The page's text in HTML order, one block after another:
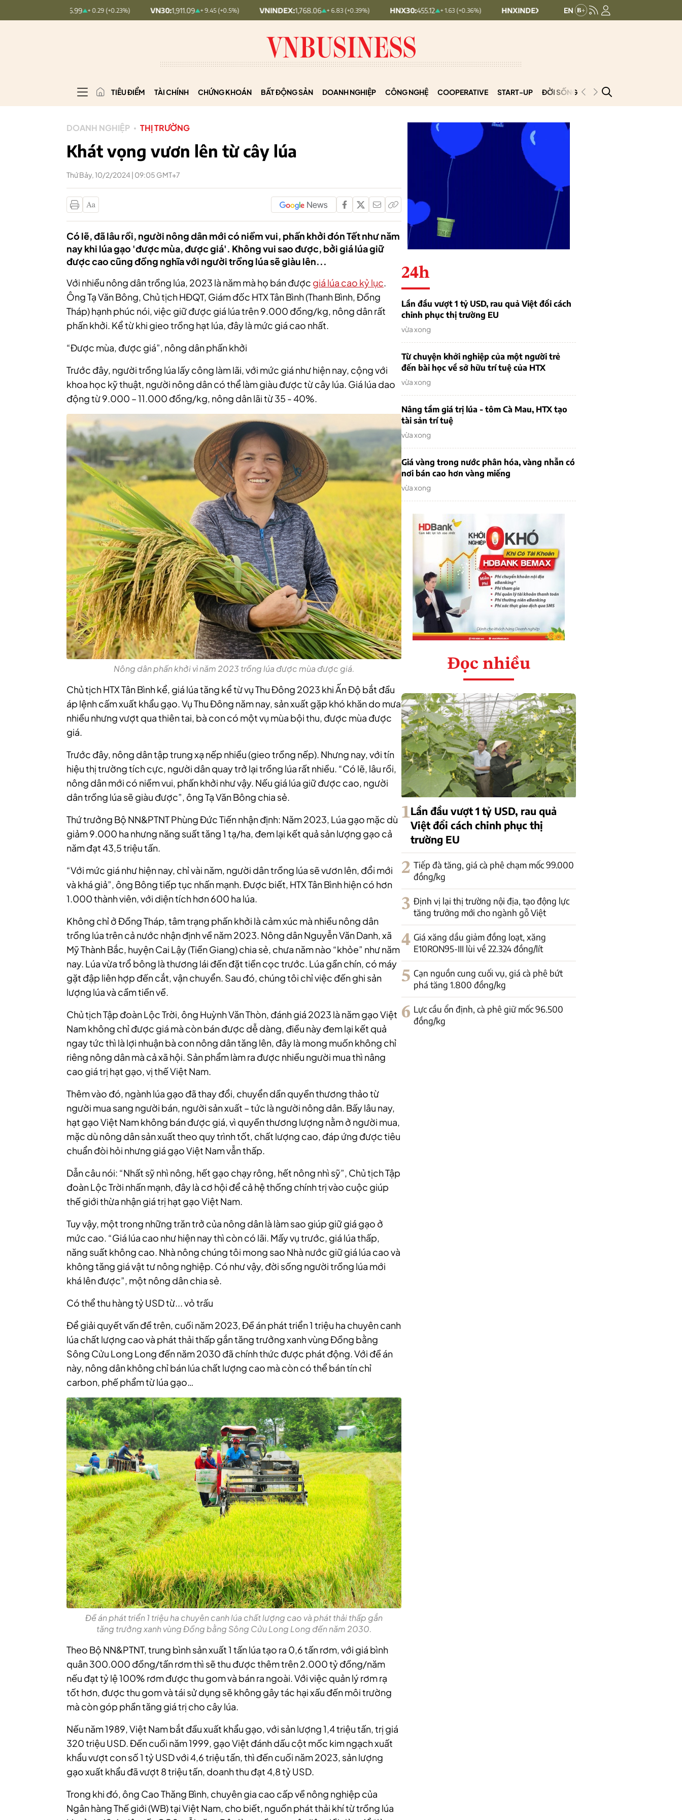
+ 0.29 (+0.23%) VN30: 1,911.09 + 9.45 (+0.5%) VNINDEX: 1,768.06 + 6.83 (+0.39%) HNX30: 455.12 + 1.63 (+0.36%) HNXINDEX: 293.44 + 0.25 (+0.09%) UPCOMINDEX:
TIÊU ĐIỂM TÀI CHÍNH CHỨNG KHOÁN BẤT ĐỘNG SẢN DOANH NGHIỆP CÔNG NGHỆ COOPERATIVE START-UP ĐỜI SỐNG PODCAST
DOANH NGHIỆP THỊ TRƯỜNG
Khát vọng vươn lên từ cây lúa
Thứ Bảy, 10/2/2024 | 09:05 GMT+7
Có lẽ, đã lâu rồi, người nông dân mới có niềm vui, phấn khởi đón Tết như năm
nay khi lúa gạo 'được mùa, được giá'. Không vui sao được, bởi giá lúa giữ
được cao cũng đồng nghĩa với người trồng lúa sẽ giàu lên...
Với nhiều nông dân trồng lúa, 2023 là năm mà họ bán được giá lúa cao kỷ lục.
Ông Tạ Văn Bông, Chủ tịch HĐQT, Giám đốc HTX Tân Bình (Thanh Bình, Đồng
Tháp) hạnh phúc nói, việc giữ được giá lúa trên 9.000 đồng/kg, nông dân rất
phấn khởi. Kể từ khi gieo trồng hạt lúa, đây là mức giá cao nhất.
“Được mùa, được giá”, nông dân phấn khởi
Trước đây, người trồng lúa lấy công làm lãi, với mức giá như hiện nay, cộng với
khoa học kỹ thuật, người nông dân có thể làm giàu được từ cây lúa. Giá lúa dao
động từ 9.000 – 11.000 đồng/kg, nông dân lãi từ 35 - 40%.
Nông dân phấn khởi vì năm 2023 trồng lúa được mùa được giá.
Chủ tịch HTX Tân Bình kể, giá lúa tăng kể từ vụ Thu Đông 2023 khi Ấn Độ bắt đầu
áp lệnh cấm xuất khẩu gạo. Vụ Thu Đông năm nay, sản xuất gặp khó khăn do mưa
nhiều nhưng vượt qua thiên tai, bà con có một vụ mùa bội thu, được mùa được
giá.
Trước đây, nông dân tập trung xạ nếp nhiều (gieo trồng nếp). Nhưng nay, với tín
hiệu thị trường tích cực, người dân quay trở lại trồng lúa rất nhiều. “Có lẽ, lâu rồi,
nông dân mới có niềm vui, phấn khởi như vậy. Nếu giá lúa giữ được cao, người
dân trồng lúa sẽ giàu được”, ông Tạ Văn Bông chia sẻ.
Thứ trưởng Bộ NN&PTNT Phùng Đức Tiến nhận định: Năm 2023, Lúa gạo mặc dù
giảm 9.000 ha nhưng năng suất tăng 1 tạ/ha, đem lại kết quả sản lượng gạo cả
năm đạt 43,5 triệu tấn.
“Với mức giá như hiện nay, chỉ vài năm, người dân trồng lúa sẽ vươn lên, đổi mới
và khá giả”, ông Bông tiếp tục nhấn mạnh. Được biết, HTX Tân Bình hiện có hơn
1.000 thành viên, với diện tích hơn 600 ha lúa.
Không chỉ ở Đồng Tháp, tâm trạng phấn khởi là cảm xúc mà nhiều nông dân
trồng lúa trên cả nước nhận định về năm 2023. Nông dân Nguyễn Văn Danh, xã
Mỹ Thành Bắc, huyện Cai Lậy (Tiền Giang) chia sẻ, chưa năm nào “khỏe” như năm
nay. Lúa vừa trổ bông là thương lái đến đặt tiền cọc trước. Lúa gần chín, có máy
gặt đập liên hợp đến cắt, vận chuyển. Sau đó, chúng tôi chỉ việc đến ghi sản
lượng lúa và cầm tiền về.
Chủ tịch Tập đoàn Lộc Trời, ông Huỳnh Văn Thòn, đánh giá 2023 là năm gạo Việt
Nam không chỉ được giá mà còn bán được dễ dàng, điều này đem lại kết quả
ngay tức thì là lợi nhuận bà con nông dân tăng lên, đây là mong muốn không chỉ
riêng nông dân mà cả xã hội. Sản phẩm làm ra được nhiều người mua thì nâng
cao giá trị hạt gạo, vị thế Việt Nam.
Thêm vào đó, ngành lúa gạo đã thay đổi, chuyển dần quyền thương thảo từ
người mua sang người bán, người sản xuất – tức là người nông dân. Bấy lâu nay,
hạt gạo Việt Nam không bán được giá, vì quyền thương lượng nằm ở người mua,
mặc dù nông dân sản xuất theo quy trình tốt, chất lượng cao, đáp ứng được tiêu
chuẩn đòi hỏi nhưng giá gạo Việt Nam vẫn thấp.
Dẫn câu nói: “Nhất sỹ nhì nông, hết gạo chạy rông, hết nông nhì sỹ”, Chủ tịch Tập
đoàn Lộc Trời nhấn mạnh, đây là cơ hội để cả hệ thống chính trị vào cuộc giúp
thế giới thừa nhận giá trị hạt gạo Việt Nam.
Tuy vậy, một trong những trăn trở của nông dân là làm sao giúp giữ giá gạo ở
mức cao. “Giá lúa cao như hiện nay thì còn có lãi. Mấy vụ trước, giá lúa thấp,
năng suất không cao. Nhà nông chúng tôi mong sao Nhà nước giữ giá lúa cao và
không tăng giá vật tư nông nghiệp. Có như vậy, đời sống người trồng lúa mới
khá lên được”, một nông dân chia sẻ.
Có thể thu hàng tỷ USD từ... vỏ trấu
Để giải quyết vấn đề trên, cuối năm 2023, Đề án phát triển 1 triệu ha chuyên canh
lúa chất lượng cao và phát thải thấp gắn tăng trưởng xanh vùng Đồng bằng
Sông Cửu Long Long đến năm 2030 đã chính thức được phát động. Với đề án
này, nông dân không chỉ bán lúa chất lượng cao mà còn có thể bán tín chỉ
carbon, phế phẩm từ lúa gạo…
Đề án phát triển 1 triệu ha chuyên canh lúa chất lượng cao và phát thải thấp gắn
tăng trưởng xanh vùng Đồng bằng Sông Cửu Long Long đến năm 2030.
Theo Bộ NN&PTNT, trung bình sản xuất 1 tấn lúa tạo ra 0,6 tấn rơm, với giá bình
quân 300.000 đồng/tấn rơm thì sẽ thu được thêm trên 2.000 tỷ đồng/năm
nếu đạt tỷ lệ 100% rơm được thu gom và bán ra ngoài. Với việc quản lý rơm rạ
tốt hơn, được thu gom và tái sử dụng sẽ không gây tác hại xấu đến môi trường
mà còn góp phần tăng giá trị cho cây lúa.
Nếu năm 1989, Việt Nam bắt đầu xuất khẩu gạo, với sản lượng 1,4 triệu tấn, trị giá
320 triệu USD. Đến cuối năm 1999, gạo Việt đánh dấu cột mốc kim ngạch xuất
khẩu vượt con số 1 tỷ USD với 4,6 triệu tấn, thì đến cuối năm 2023, sản lượng
gạo xuất khẩu đã vượt 8 triệu tấn, doanh thu đạt 4,8 tỷ USD.
Trong khi đó, ông Cao Thăng Bình, chuyên gia cao cấp về nông nghiệp của
Ngân hàng Thế giới (WB) tại Việt Nam, cho biết, nguồn phát thải khí từ trồng lúa
24h
Lần đầu vượt 1 tỷ USD, rau quả Việt đổi cách
chinh phục thị trường EU
vừa xong
Từ chuyện khởi nghiệp của một người trẻ
đến bài học về sở hữu trí tuệ của HTX
vừa xong
Nâng tầm giá trị lúa - tôm Cà Mau, HTX tạo
tài sản trí tuệ
vừa xong
Giá vàng trong nước phân hóa, vàng nhẫn có
nơi bán cao hơn vàng miếng
vừa xong
Đọc nhiều
1Lần đầu vượt 1 tỷ USD, rau quả
Việt đổi cách chinh phục thị
trường EU
2 Tiếp đà tăng, giá cà phê chạm mốc 99.000
đồng/kg
3 Định vị lại thị trường nội địa, tạo động lực
tăng trưởng mới cho ngành gỗ Việt
4 Giá xăng dầu giảm đồng loạt, xăng
E10RON95-III lùi về 22.324 đồng/lít
5 Cạn nguồn cung cuối vụ, giá cà phê bứt
phá tăng 1.800 đồng/kg
6 Lực cầu ổn định, cà phê giữ mốc 96.500
đồng/kg